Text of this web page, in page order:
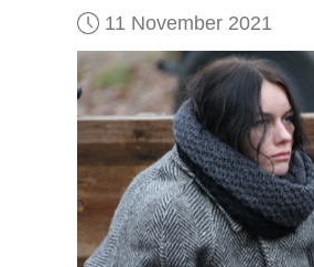
11 November 2021